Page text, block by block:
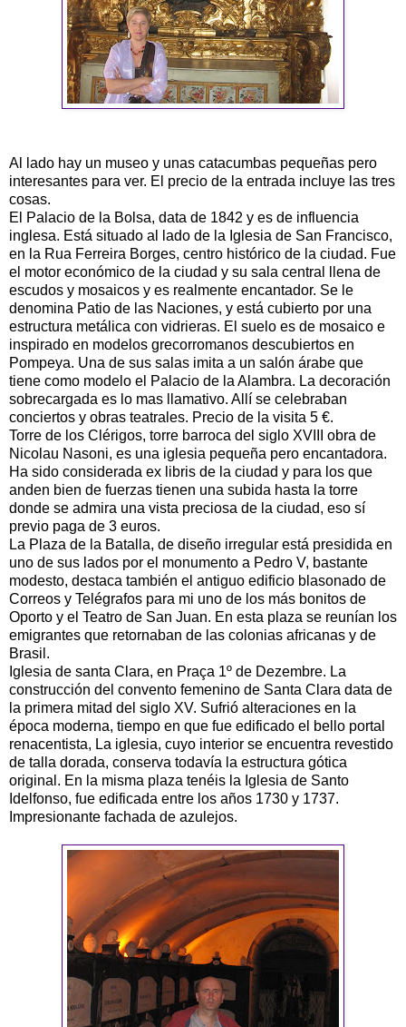
Al lado hay un museo y unas catacumbas pequeñas pero
interesantes para ver. El precio de la entrada incluye las tres
cosas.
El Palacio de la Bolsa, data de 1842 y es de influencia
inglesa. Está situado al lado de la Iglesia de San Francisco,
en la Rua Ferreira Borges, centro histórico de la ciudad. Fue
el motor económico de la ciudad y su sala central llena de
escudos y mosaicos y es realmente encantador. Se le
denomina Patio de las Naciones, y está cubierto por una
estructura metálica con vidrieras. El suelo es de mosaico e
inspirado en modelos grecorromanos descubiertos en
Pompeya. Una de sus salas imita a un salón árabe que
tiene como modelo el Palacio de la Alambra. La decoración
sobrecargada es lo mas llamativo. Allí se celebraban
conciertos y obras teatrales. Precio de la visita 5 €.
Torre de los Clérigos, torre barroca del siglo XVIII obra de
Nicolau Nasoni, es una iglesia pequeña pero encantadora.
Ha sido considerada ex libris de la ciudad y para los que
anden bien de fuerzas tienen una subida hasta la torre
donde se admira una vista preciosa de la ciudad, eso sí
previo paga de 3 euros.
La Plaza de la Batalla, de diseño irregular está presidida en
uno de sus lados por el monumento a Pedro V, bastante
modesto, destaca también el antiguo edificio blasonado de
Correos y Telégrafos para mi uno de los más bonitos de
Oporto y el Teatro de San Juan. En esta plaza se reunían los
emigrantes que retornaban de las colonias africanas y de
Brasil.
Iglesia de santa Clara, en Praça 1º de Dezembre. La
construcción del convento femenino de Santa Clara data de
la primera mitad del siglo XV. Sufrió alteraciones en la
época moderna, tiempo en que fue edificado el bello portal
renacentista, La iglesia, cuyo interior se encuentra revestido
de talla dorada, conserva todavía la estructura gótica
original. En la misma plaza tenéis la Iglesia de Santo
Idelfonso, fue edificada entre los años 1730 y 1737.
Impresionante fachada de azulejos.